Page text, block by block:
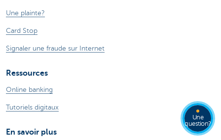
Une plainte?
Card Stop
Signaler une fraude sur Internet
Ressources
Online banking
Tutoriels digitaux
En savoir plus
Une
question?